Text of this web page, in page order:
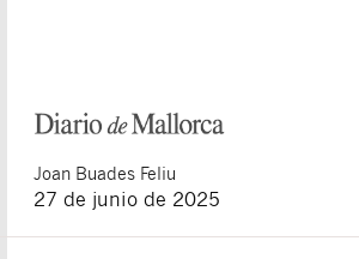
Joan Buades Feliu
27 de junio de 2025